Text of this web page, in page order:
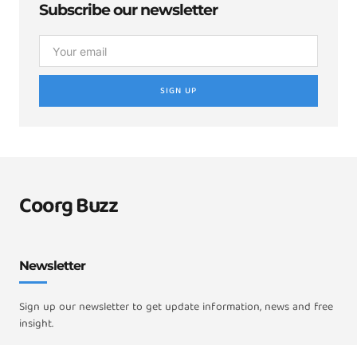
Subscribe our newsletter
SIGN UP
Coorg Buzz
Newsletter
Sign up our newsletter to get update information, news and free
insight.